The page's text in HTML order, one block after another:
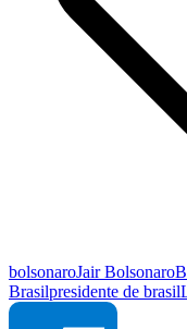
bolsonaroJair Bolsonaro
Brasilpresidente de brasil